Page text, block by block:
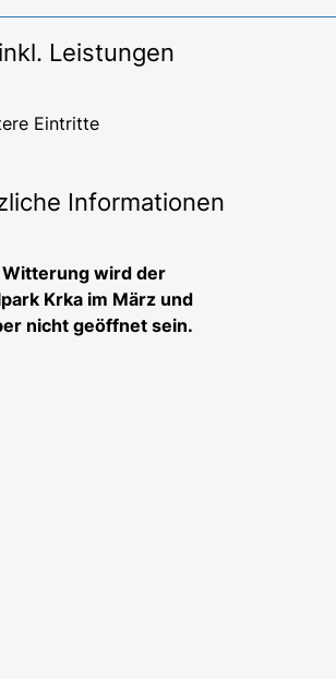
Leistungen
Eintritte
Informationen
Witterung wird der
Krka im März und
nicht geöffnet sein.